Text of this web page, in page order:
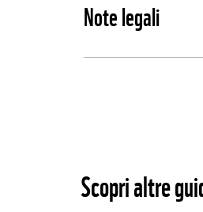
Note legali
Scopri altre